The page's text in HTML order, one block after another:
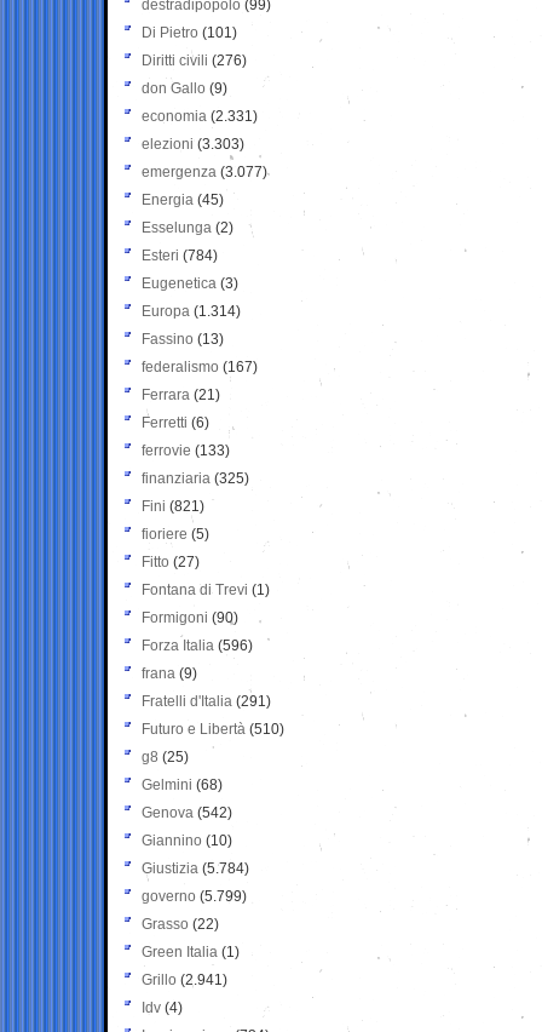
destradipopolo (99)
Di Pietro (101)
Diritti civili (276)
don Gallo (9)
economia (2.331)
elezioni (3.303)
emergenza (3.077)
Energia (45)
Esselunga (2)
Esteri (784)
Eugenetica (3)
Europa (1.314)
Fassino (13)
federalismo (167)
Ferrara (21)
Ferretti (6)
ferrovie (133)
finanziaria (325)
Fini (821)
fioriere (5)
Fitto (27)
Fontana di Trevi (1)
Formigoni (90)
Forza Italia (596)
frana (9)
Fratelli d'Italia (291)
Futuro e Libertà (510)
g8 (25)
Gelmini (68)
Genova (542)
Giannino (10)
Giustizia (5.784)
governo (5.799)
Grasso (22)
Green Italia (1)
Grillo (2.941)
Idv (4)